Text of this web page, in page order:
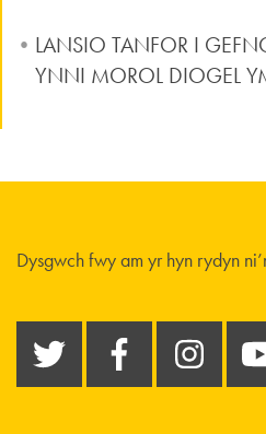
LANSIO TANFOR I
YNNI MOROL DIOGEL
Dysgwch fwy am yr hyn rydyn